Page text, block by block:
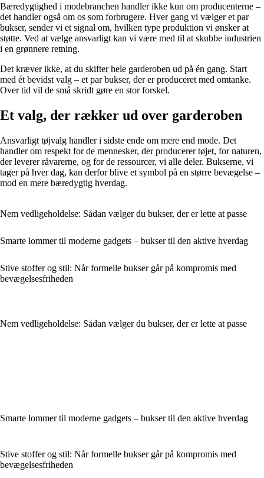
Bæredygtighed i modebranchen handler ikke kun om producenterne –
det handler også om os som forbrugere. Hver gang vi vælger et par
bukser, sender vi et signal om, hvilken type produktion vi ønsker at
støtte. Ved at vælge ansvarligt kan vi være med til at skubbe industrien
i en grønnere retning.
Det kræver ikke, at du skifter hele garderoben ud på én gang. Start
med ét bevidst valg – et par bukser, der er produceret med omtanke.
Over tid vil de små skridt gøre en stor forskel.
Et valg, der rækker ud over garderoben
Ansvarligt tøjvalg handler i sidste ende om mere end mode. Det
handler om respekt for de mennesker, der producerer tøjet, for naturen,
der leverer råvarerne, og for de ressourcer, vi alle deler. Bukserne, vi
tager på hver dag, kan derfor blive et symbol på en større bevægelse –
mod en mere bæredygtig hverdag.
Nem vedligeholdelse: Sådan vælger du bukser, der er lette at passe
Smarte lommer til moderne gadgets – bukser til den aktive hverdag
Stive stoffer og stil: Når formelle bukser går på kompromis med
bevægelsesfriheden
Nem vedligeholdelse: Sådan vælger du bukser, der er lette at passe
Smarte lommer til moderne gadgets – bukser til den aktive hverdag
Stive stoffer og stil: Når formelle bukser går på kompromis med
bevægelsesfriheden